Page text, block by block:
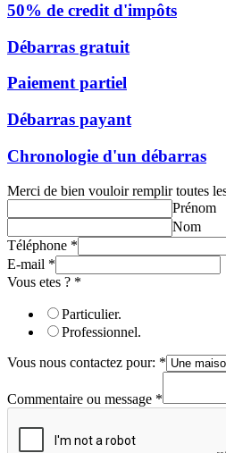
50% de credit d'impôts
Débarras gratuit
Paiement partiel
Débarras payant
Chronologie d'un débarras
Merci de bien vouloir remplir toutes
Prénom
Nom
Téléphone *
E-mail *
Vous etes ? *
Particulier.
Professionnel.
Vous nous contactez pour: *
Commentaire ou message *